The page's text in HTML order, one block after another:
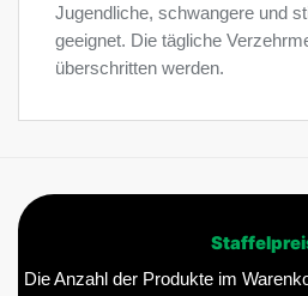
Jugendliche, schwangere und
geeignet. Die tägliche
überschritten werden.
Die Anzahl der Produkte im